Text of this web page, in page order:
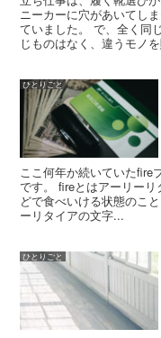
ニーカーに穴があいてし
ていました。 で、全く同
じものはなく、違うモノ
ひとりごと
ここ何年か続いていたfire
です。 fireとはアーリー
どで食べいける状態のこ
ーリタイアの文字...
ひとりごと